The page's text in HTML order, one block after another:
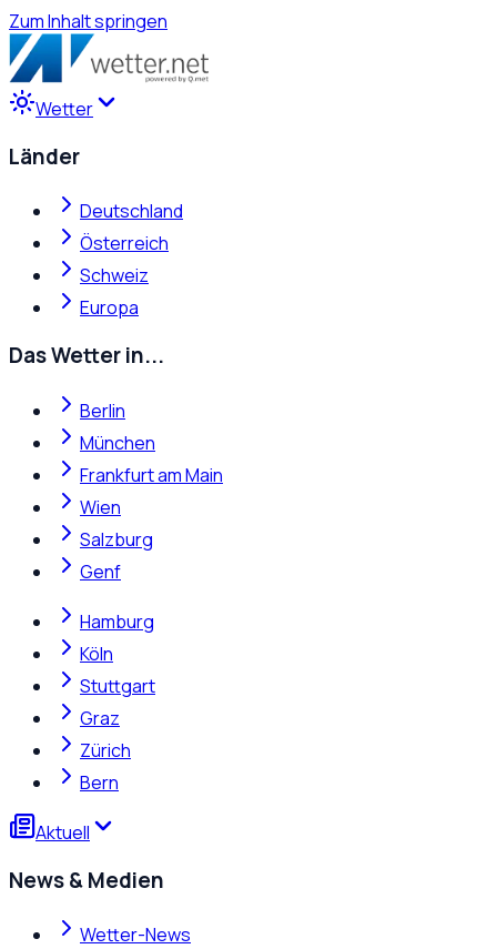
Zum Inhalt springen
Wetter
Länder
Deutschland
Österreich
Schweiz
Europa
Das Wetter in...
Berlin
München
Frankfurt am Main
Wien
Salzburg
Genf
Hamburg
Köln
Stuttgart
Graz
Zürich
Bern
Aktuell
News & Medien
Wetter-News